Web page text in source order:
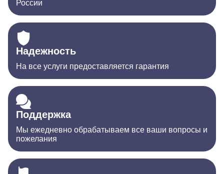
России
Надежность
На все услуги предоставляется гарантия
Поддержка
Мы ежедневно обрабатываем все ваши вопросы и
пожелания